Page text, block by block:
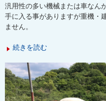
汎用性の多い機械または車なん
手に入る事がありますが重機・
ません。
続きを読む